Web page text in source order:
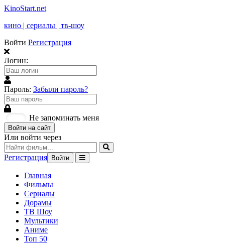
KinoStart.net
кино | сериалы | тв-шоу
Войти Регистрация
Логин:
Пароль: Забыли пароль?
Не запоминать меня
Войти на сайт
Или войти через
Регистрация Войти
Главная
Фильмы
Сериалы
Дорамы
ТВ Шоу
Мультики
Аниме
Топ 50